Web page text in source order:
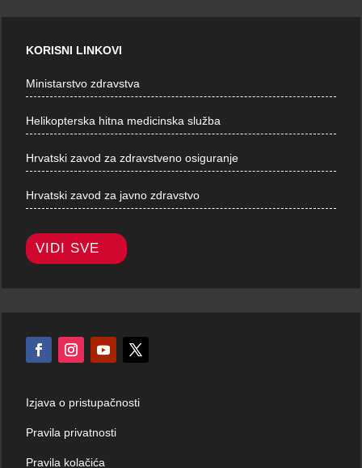
KORISNI LINKOVI
Ministarstvo zdravstva
Helikopterska hitna medicinska služba
Hrvatski zavod za zdravstveno osiguranje
Hrvatski zavod za javno zdravstvo
VIDI SVE
Izjava o pristupačnosti
Pravila privatnosti
Pravila kolačića